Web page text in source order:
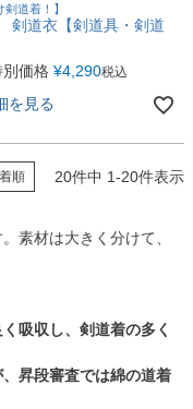
剣道着！】
道衣【剣道具・剣道
別価格 ¥4,290税込
を見る
順 20件中 1-20件表示
素材は大きく分けて、
吸収し、剣道着の多く
昇段審査では綿の道着